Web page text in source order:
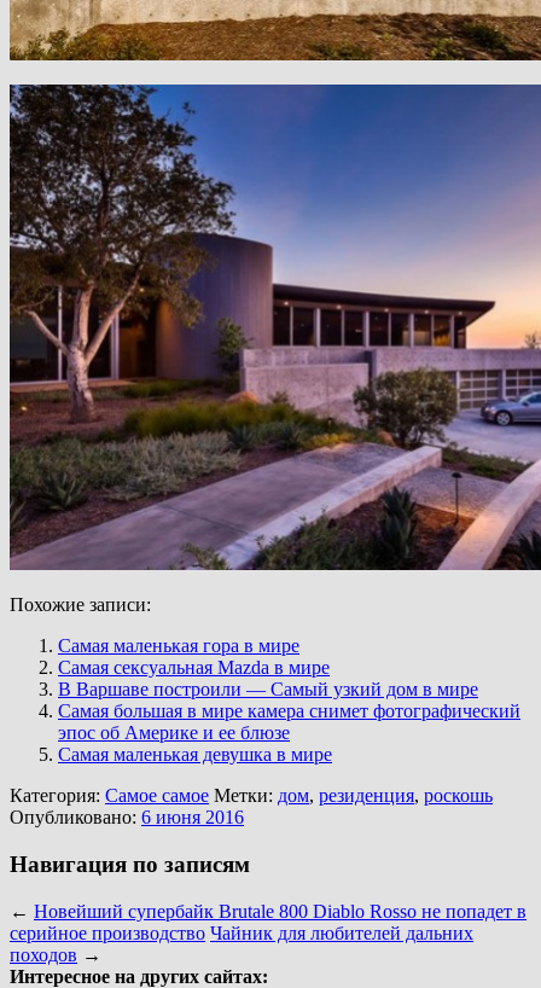
Похожие записи:
Самая маленькая гора в мире
Самая сексуальная Mazda в мире
В Варшаве построили — Самый узкий дом в мире
Самая большая в мире камера снимет фотографический
эпос об Америке и ее блюзе
Самая маленькая девушка в мире
Категория: Самое самое Метки: дом, резиденция, роскошь
Опубликовано: 6 июня 2016
Навигация по записям
← Новейший супербайк Brutale 800 Diablo Rosso не попадет в
серийное производство Чайник для любителей дальних
походов →
Интересное на других сайтах: